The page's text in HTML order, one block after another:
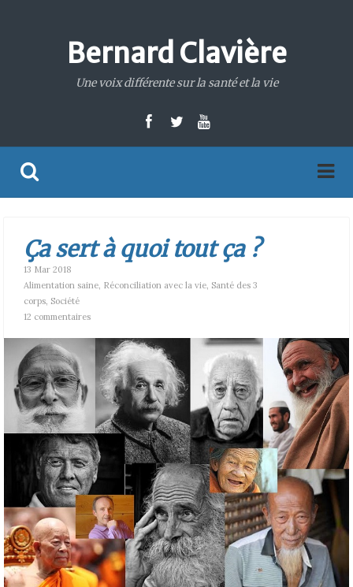
Bernard Clavière
Une voix différente sur la santé et la vie
Ça sert à quoi tout ça ?
13 Mar 2018
Alimentation saine, Réconciliation avec la vie, Santé des 3
corps, Société
12 commentaires